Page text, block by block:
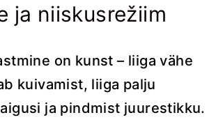
ja niiskusrežiim
on kunst – liiga vähe
kuivamist, liiga palju
ja pindmist juurestikku.